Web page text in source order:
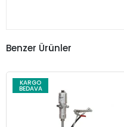
Benzer Ürünler
KARGO
BEDAVA